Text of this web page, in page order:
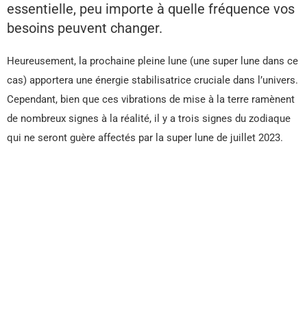
essentielle, peu importe à quelle fréquence vos
besoins peuvent changer.
Heureusement, la prochaine pleine lune (une super lune dans ce
cas) apportera une énergie stabilisatrice cruciale dans l’univers.
Cependant, bien que ces vibrations de mise à la terre ramènent
de nombreux signes à la réalité, il y a trois signes du zodiaque
qui ne seront guère affectés par la super lune de juillet 2023.